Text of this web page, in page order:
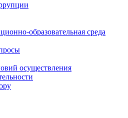
образовательная среда
осуществления